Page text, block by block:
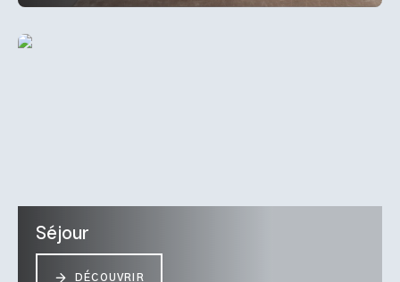
Séjour
DÉCOUVRIR